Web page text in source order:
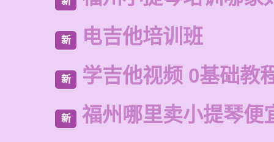
新 电吉他培训班
新 学吉他视频 0基础教
新 福州哪里卖小提琴便